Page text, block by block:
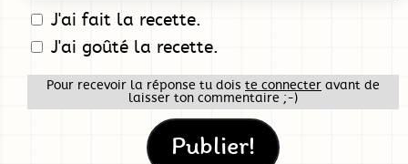
J'ai fait la recette.
J'ai goûté la recette.
Pour recevoir la réponse tu dois te connecter avant de
laisser ton commentaire ;-)